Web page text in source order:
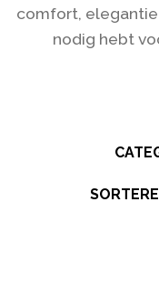
comfort,
nodig hebt